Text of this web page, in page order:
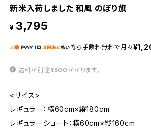
新米入荷しました 和風 のぼり旗
¥ 3,795
なら 手数料無料で 月々
送料が別途 ¥500 かかります。
<サイズ>
レギュラー：横60cm×縦180cm
レギュラーショート：横60cm×縦160cm